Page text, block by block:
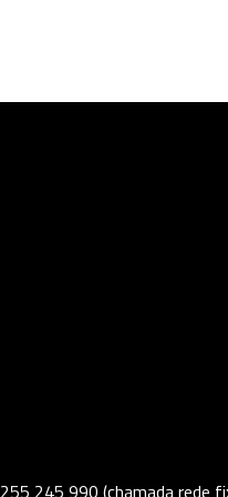
255 245 990 (chamada rede